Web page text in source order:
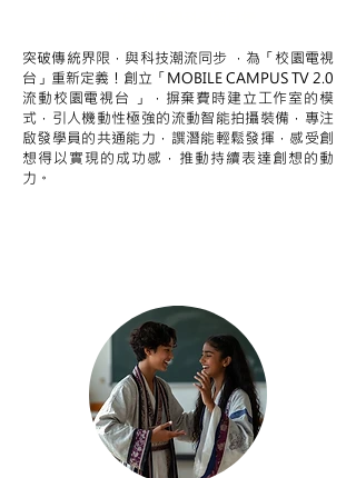
突破傳統界限，與科技潮流同步 ，為「校園電視
台」重新定義！創立「MOBILE CAMPUS TV 2.0
流動校園電視台 」，摒棄費時建立工作室的模
式，引人機動性極強的流動智能拍攝裝備，專注
啟發學員的共通能力，譔潛能輕鬆發揮，感受創
想得以實現的成功感，推動持續表達創想的動
力。